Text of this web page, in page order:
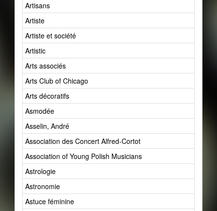
Artisans
Artiste
Artiste et société
Artistic
Arts associés
Arts Club of Chicago
Arts décoratifs
Asmodée
Asselin, André
Association des Concert Alfred-Cortot
Association of Young Polish Musicians
Astrologie
Astronomie
Astuce féminine